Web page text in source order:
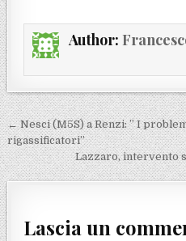
Author:
Navigazione
← Nesci (M5S) a Renzi: ” I
rigassificatori”
Lazzaro, intervento
Lascia un